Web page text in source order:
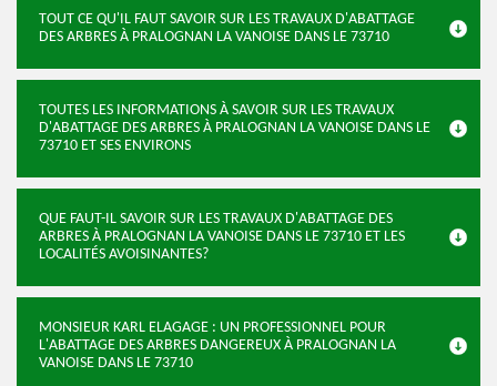
TOUT CE QU'IL FAUT SAVOIR SUR LES TRAVAUX D'ABATTAGE
DES ARBRES À PRALOGNAN LA VANOISE DANS LE 73710
TOUTES LES INFORMATIONS À SAVOIR SUR LES TRAVAUX
D'ABATTAGE DES ARBRES À PRALOGNAN LA VANOISE DANS LE
73710 ET SES ENVIRONS
QUE FAUT-IL SAVOIR SUR LES TRAVAUX D'ABATTAGE DES
ARBRES À PRALOGNAN LA VANOISE DANS LE 73710 ET LES
LOCALITÉS AVOISINANTES?
MONSIEUR KARL ELAGAGE : UN PROFESSIONNEL POUR
L'ABATTAGE DES ARBRES DANGEREUX À PRALOGNAN LA
VANOISE DANS LE 73710